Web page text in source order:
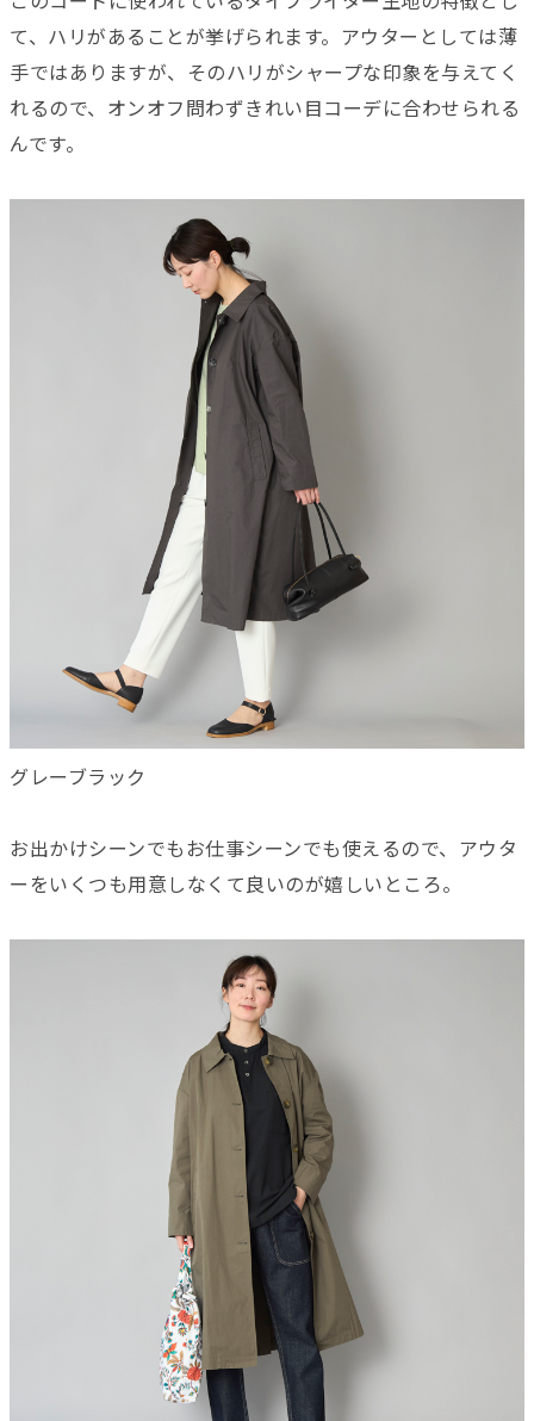
て、ハリがあることが挙げられます。アウターとしては薄
手ではありますが、そのハリがシャープな印象を与えてく
れるので、オンオフ問わずきれい目コーデに合わせられる
んです。
グレーブラック
お出かけシーンでもお仕事シーンでも使えるので、アウタ
ーをいくつも用意しなくて良いのが嬉しいところ。